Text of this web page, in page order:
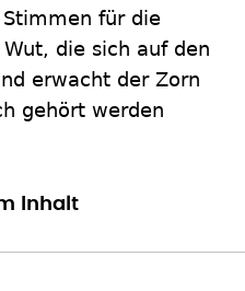
für die
die sich auf den
erwacht der Zorn
gehört werden
Inhalt